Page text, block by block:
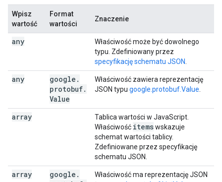
Wpisz
wartość
Format
wartości
Znaczenie
any
Właściwość może być dowolnego
typu. Zdefiniowany przez
specyfikację schematu JSON
any google .
protobuf.
Value
Właściwość zawiera reprezentację
JSON typu google.protobuf.Value
array
Tablica wartości w JavaScript.
Właściwość itemswskazuje
schemat wartości tablicy.
Zdefiniowane przez specyfikację
schematu JSON.
array google .
Właściwość ma reprezentację JSON